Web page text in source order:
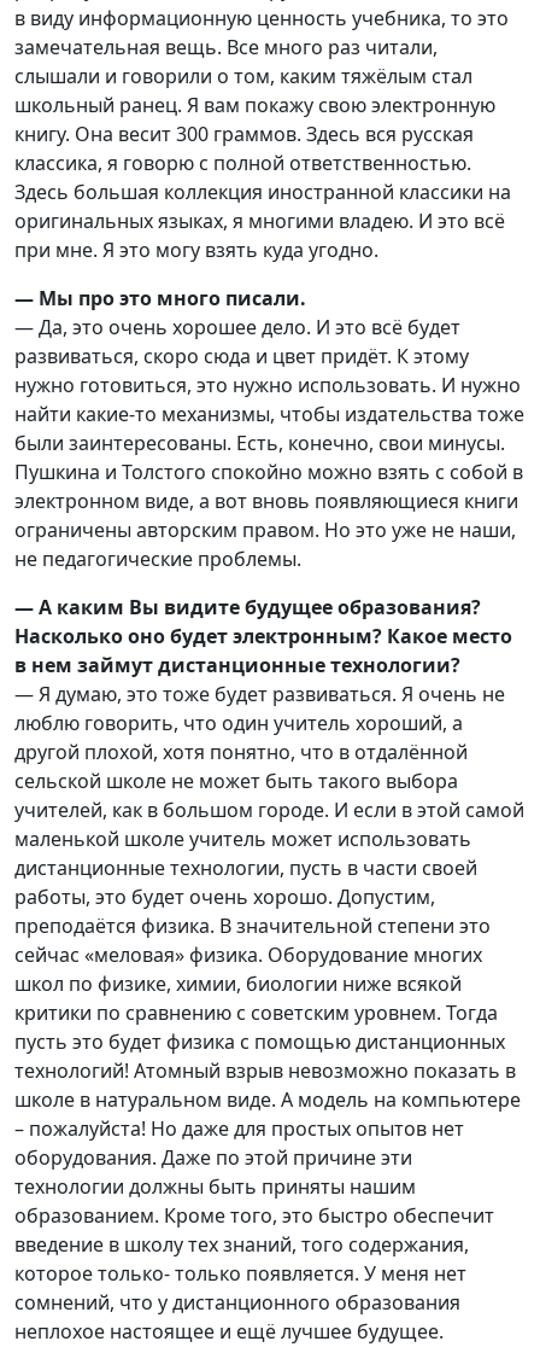
в виду информационную ценность учебника, то это
замечательная вещь. Все много раз читали,
слышали и говорили о том, каким тяжёлым стал
школьный ранец. Я вам покажу свою электронную
книгу. Она весит 300 граммов. Здесь вся русская
классика, я говорю с полной ответственностью.
Здесь большая коллекция иностранной классики на
оригинальных языках, я многими владею. И это всё
при мне. Я это могу взять куда угодно.
— Мы про это много писали.
— Да, это очень хорошее дело. И это всё будет
развиваться, скоро сюда и цвет придёт. К этому
нужно готовиться, это нужно использовать. И нужно
найти какие-то механизмы, чтобы издательства тоже
были заинтересованы. Есть, конечно, свои минусы.
Пушкина и Толстого спокойно можно взять с собой в
электронном виде, а вот вновь появляющиеся книги
ограничены авторским правом. Но это уже не наши,
не педагогические проблемы.
— А каким Вы видите будущее образования?
Насколько оно будет электронным? Какое место
в нем займут дистанционные технологии?
— Я думаю, это тоже будет развиваться. Я очень не
люблю говорить, что один учитель хороший, а
другой плохой, хотя понятно, что в отдалённой
сельской школе не может быть такого выбора
учителей, как в большом городе. И если в этой самой
маленькой школе учитель может использовать
дистанционные технологии, пусть в части своей
работы, это будет очень хорошо. Допустим,
преподаётся физика. В значительной степени это
сейчас «меловая» физика. Оборудование многих
школ по физике, химии, биологии ниже всякой
критики по сравнению с советским уровнем. Тогда
пусть это будет физика с помощью дистанционных
технологий! Атомный взрыв невозможно показать в
школе в натуральном виде. А модель на компьютере
– пожалуйста! Но даже для простых опытов нет
оборудования. Даже по этой причине эти
технологии должны быть приняты нашим
образованием. Кроме того, это быстро обеспечит
введение в школу тех знаний, того содержания,
которое только- только появляется. У меня нет
сомнений, что у дистанционного образования
неплохое настоящее и ещё лучшее будущее.